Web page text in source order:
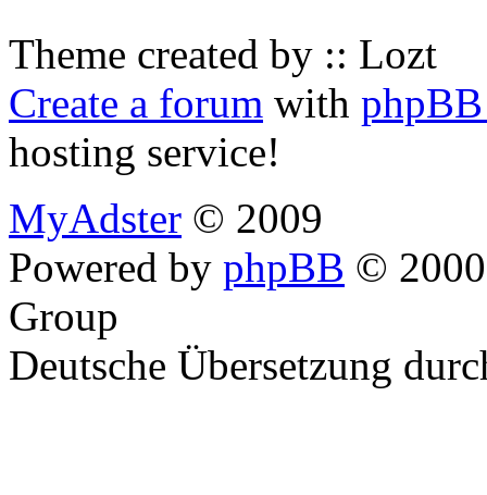
Theme created by :: Lozt
Create a forum with
hosting service!
MyAdster © 2009
Powered by phpBB ©
Group
Deutsche Übersetzung